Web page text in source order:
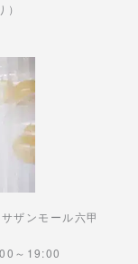
ザンモール六甲
～19:00